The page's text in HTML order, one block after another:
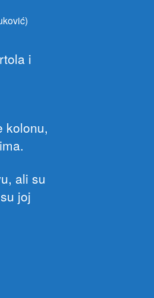
i
kolonu,
ali su
joj